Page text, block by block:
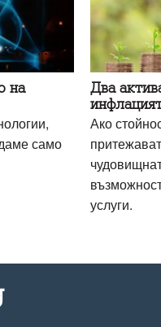
на
само
Два
Ако
услуги.